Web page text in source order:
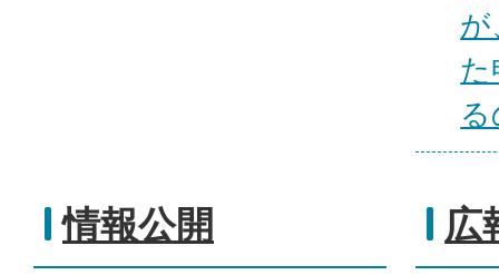
が
た
情報公開 広